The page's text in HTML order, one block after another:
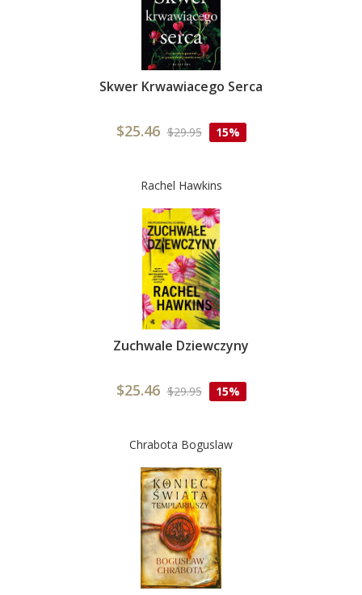
Skwer Krwawiacego Serca
$25.46 $29.95 15%
Rachel Hawkins
Zuchwale Dziewczyny
$25.46 $29.95 15%
Chrabota Boguslaw